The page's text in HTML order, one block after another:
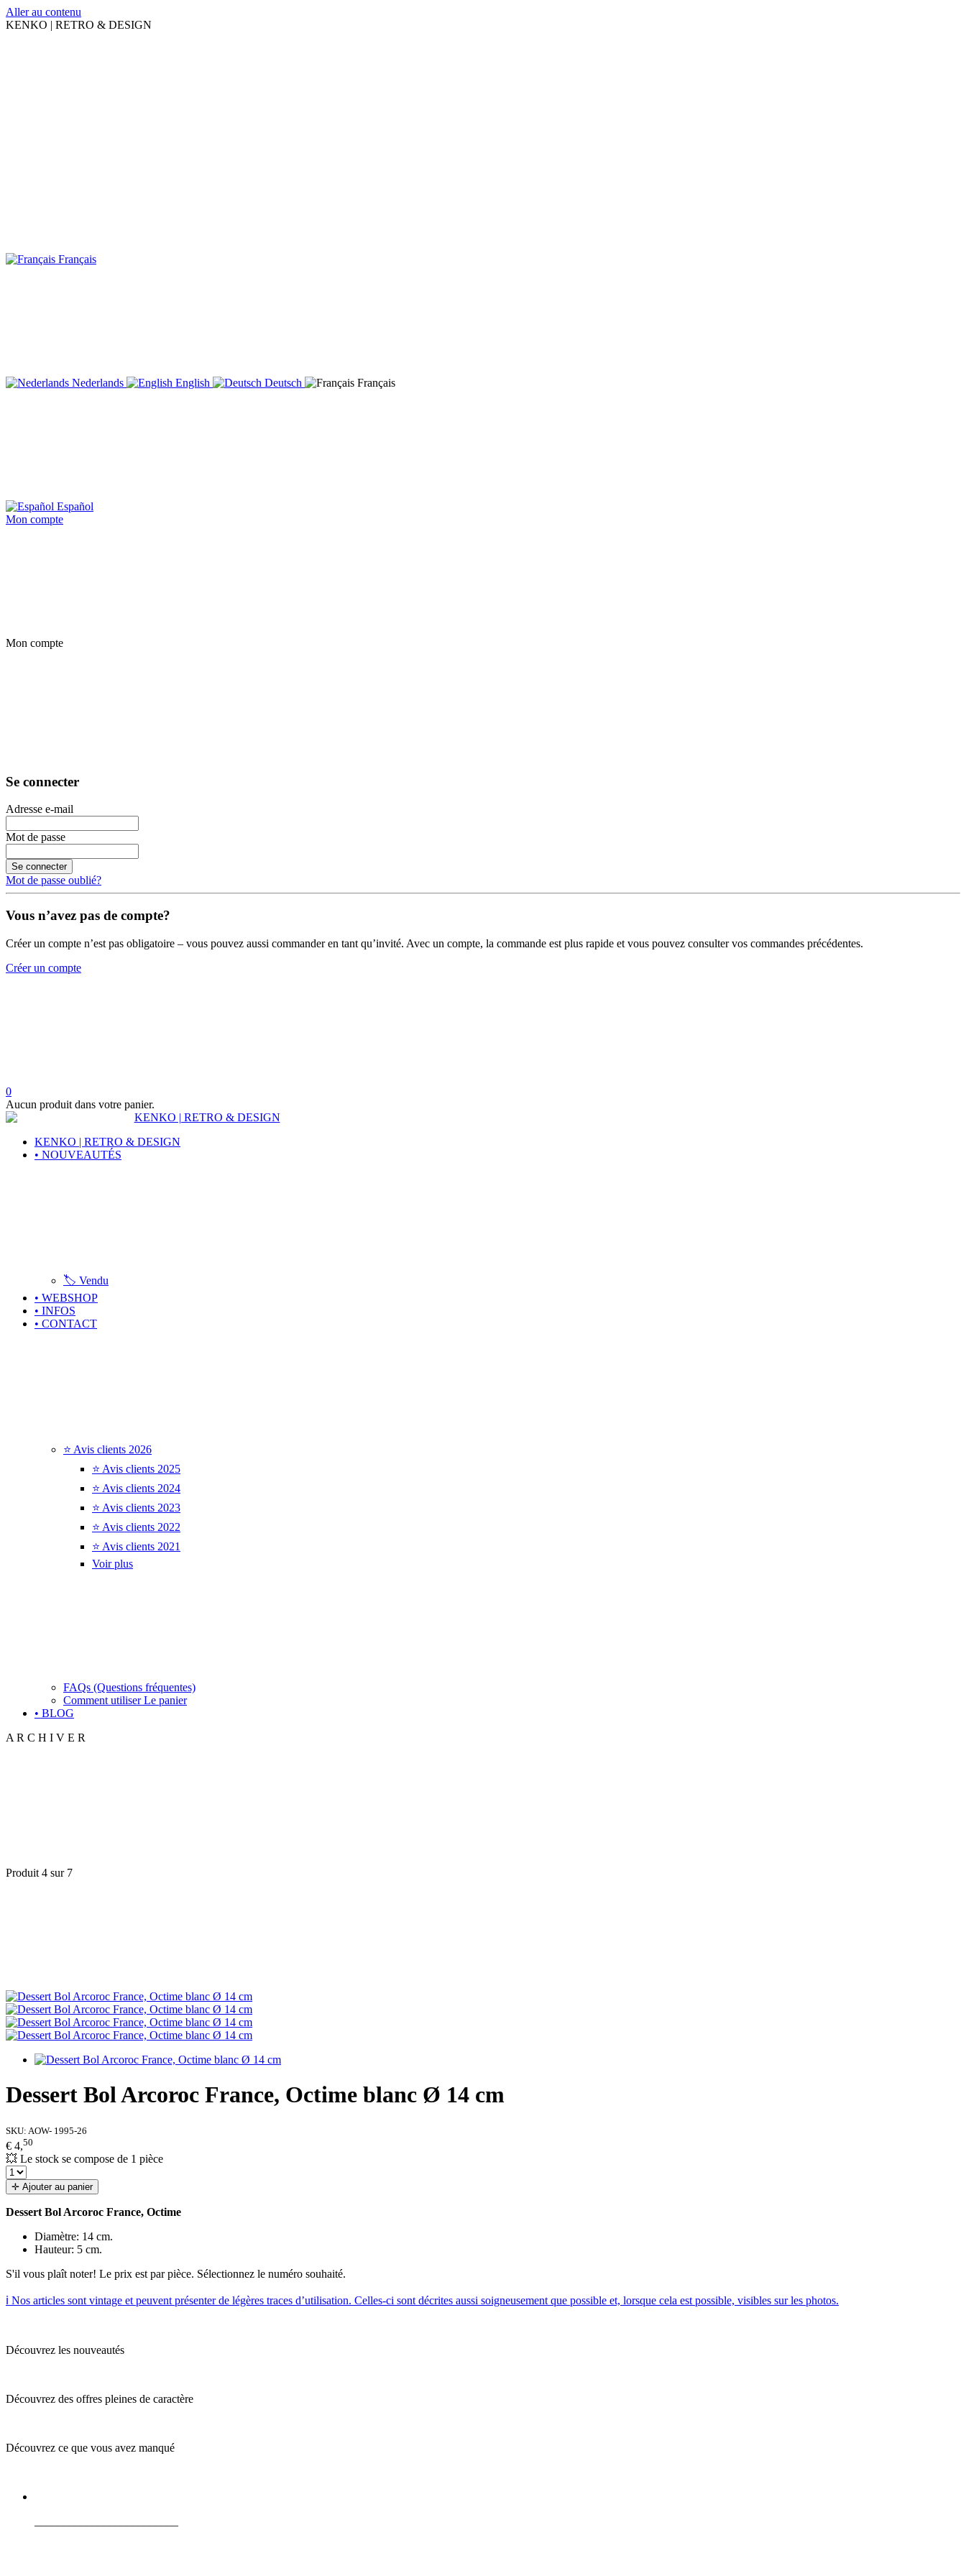
Aller au contenu
KENKO | RETRO & DESIGN
Français
Nederlands English Deutsch Français
Español
Mon compte
Mon compte
Se connecter
Adresse e-mail
Mot de passe
Se connecter
Mot de passe oublié?
Vous n’avez pas de compte?
Créer un compte n’est pas obligatoire – vous pouvez aussi commander en tant qu’invité. Avec un compte, la commande est plus rapide et vous pouvez consulter vos commandes précédentes.
Créer un compte
0
Aucun produit dans votre panier.
KENKO | RETRO & DESIGN
• NOUVEAUTÉS
🏷️ Vendu
• WEBSHOP
• INFOS
• CONTACT
⭐ Avis clients 2026
⭐ Avis clients 2025
⭐ Avis clients 2024
⭐ Avis clients 2023
⭐ Avis clients 2022
⭐ Avis clients 2021
Voir plus
FAQs (Questions fréquentes)
Comment utiliser Le panier
• BLOG
A R C H I V E R
Produit 4 sur 7
Dessert Bol Arcoroc France, Octime blanc Ø 14 cm
SKU: AOW- 1995-26
€ 4,50
💥 Le stock se compose de 1 pièce
✛ Ajouter au panier
Dessert Bol Arcoroc France, Octime
Diamètre: 14 cm.
Hauteur: 5 cm.
S'il vous plaît noter! Le prix est par pièce. Sélectionnez le numéro souhaité.
ℹ️ Nos articles sont vintage et peuvent présenter de légères traces d’utilisation. Celles-ci sont décrites aussi soigneusement que possible et, lorsque cela est possible, visibles sur les photos.
Découvrez les nouveautés
Découvrez des offres pleines de caractère
Découvrez ce que vous avez manqué